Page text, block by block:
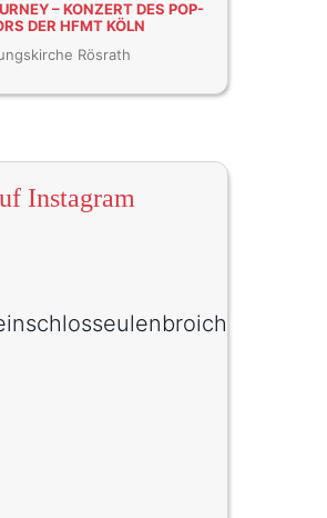
– KONZERT DES POP-
DER HFMT KÖLN
Rösrath
Instagram